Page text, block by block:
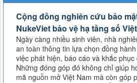
Cộng đồng nghiên cứu bảo
NukeViet bảo vệ hạ tầng số
Ngày càng nhiều sinh viên, nhà
an toàn thông tin lựa chọn đồng
việc phát hiện, báo cáo và khắc
Những đóng góp đó không chỉ giúp
mã nguồn mở Việt Nam mà còn góp